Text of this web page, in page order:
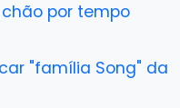
por tempo
"família Song" da